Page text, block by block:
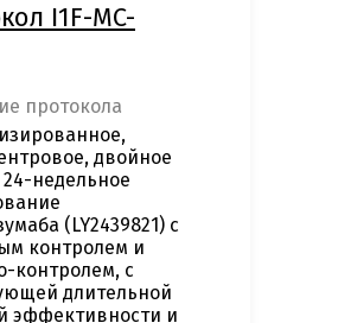
I1F-MC-
протокола
двойное
24-недельное
(LY2439821) с
контролем и
контролем, с
длительной
эффективности и